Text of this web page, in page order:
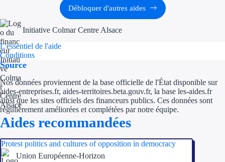
Aides Région
Aides Région
Couvertures
Débloquer d'autres aides
Initiative Colmar Centre Alsace
L'essentiel de l'aide
Conditions
Source
Nos données proviennent de la base officielle de l'État disponible sur
aides-entreprises.fr, aides-territoires.beta.gouv.fr, la base les-aides.fr
ainsi que les sites officiels des financeurs publics. Ces données sont
régulièrement améliorées et complétées par notre équipe.
Aides recommandées
Protest politics and cultures of opposition in democracy
Union Européenne-Horizon